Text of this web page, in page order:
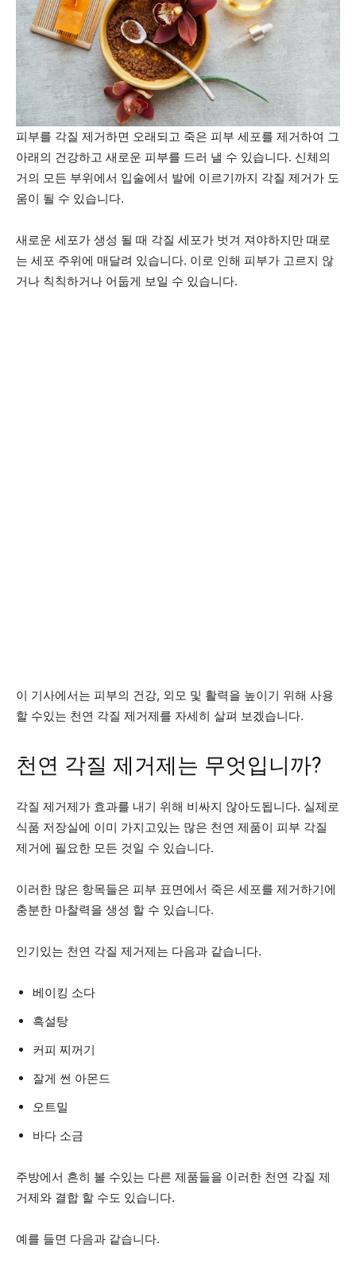
피부를 각질 제거하면 오래되고 죽은 피부 세포를 제거하여 그
아래의 건강하고 새로운 피부를 드러 낼 수 있습니다. 신체의
거의 모든 부위에서 입술에서 발에 이르기까지 각질 제거가 도
움이 될 수 있습니다.
새로운 세포가 생성 될 때 각질 세포가 벗겨 져야하지만 때로
는 세포 주위에 매달려 있습니다. 이로 인해 피부가 고르지 않
거나 칙칙하거나 어둡게 보일 수 있습니다.
이 기사에서는 피부의 건강, 외모 및 활력을 높이기 위해 사용
할 수있는 천연 각질 제거제를 자세히 살펴 보겠습니다.
천연 각질 제거제는 무엇입니까?
각질 제거제가 효과를 내기 위해 비싸지 않아도됩니다. 실제로
식품 저장실에 이미 가지고있는 많은 천연 제품이 피부 각질
제거에 필요한 모든 것일 수 있습니다.
이러한 많은 항목들은 피부 표면에서 죽은 세포를 제거하기에
충분한 마찰력을 생성 할 수 있습니다.
인기있는 천연 각질 제거제는 다음과 같습니다.
베이킹 소다
흑설탕
커피 찌꺼기
잘게 썬 아몬드
오트밀
바다 소금
주방에서 흔히 볼 수있는 다른 제품들을 이러한 천연 각질 제
거제와 결합 할 수도 있습니다.
예를 들면 다음과 같습니다.